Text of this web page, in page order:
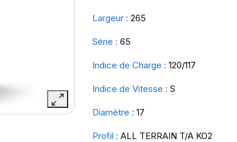
Largeur : 265
Série : 65
Indice de Charge : 120/117
Indice de Vitesse : S
Diamètre : 17
Profil : ALL TERRAIN T/A KO2